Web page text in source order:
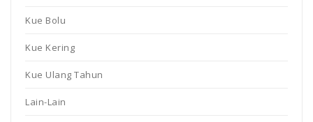
Kue Bolu
Kue Kering
Kue Ulang Tahun
Lain-Lain